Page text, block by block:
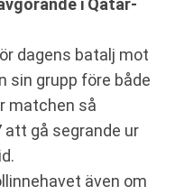
i Qatar-
dagens batalj mot
sin grupp före både
matchen så
att gå segrande ur
även om